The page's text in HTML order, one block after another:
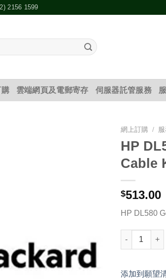
2156 1599
雲端網頁及電郵寄存 伺服器託管服務
網上訂購 /
HP
Cable
$513.00
HP DL580
HP DL580
添加到願望